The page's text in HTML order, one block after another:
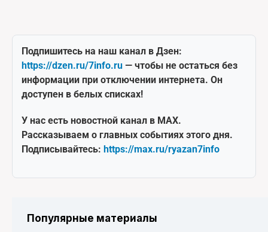
Подпишитесь на наш канал в Дзен:
https://dzen.ru/7info.ru — чтобы не остаться без
информации при отключении интернета. Он
доступен в белых списках!
У нас есть новостной канал в MAX.
Рассказываем о главных событиях этого дня.
Подписывайтесь: https://max.ru/ryazan7info
Популярные материалы